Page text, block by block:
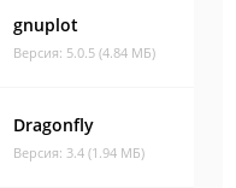
gnuplot
Версия: 5.0.5 (4.84 МБ)
Dragonfly
Версия: 3.4 (1.94 МБ)